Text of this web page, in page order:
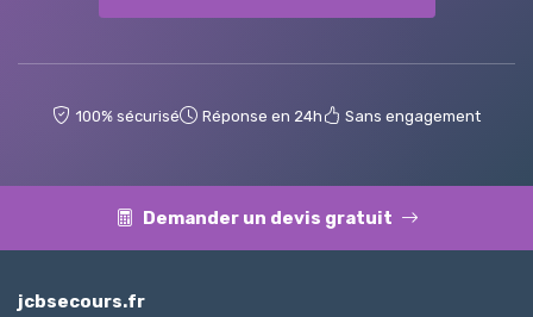
100% sécurisé Réponse en 24h Sans engagement
Demander un devis gratuit
jcbsecours.fr